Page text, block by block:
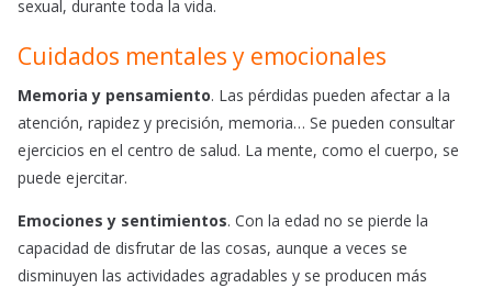
sexual, durante toda la vida.
Cuidados mentales y emocionales
Memoria y pensamiento. Las pérdidas pueden afectar a la
atención, rapidez y precisión, memoria… Se pueden consultar
ejercicios en el centro de salud. La mente, como el cuerpo, se
puede ejercitar.
Emociones y sentimientos. Con la edad no se pierde la
capacidad de disfrutar de las cosas, aunque a veces se
disminuyen las actividades agradables y se producen más